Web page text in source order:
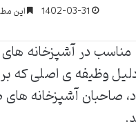
1402-03-31 این مطلب را
مناسب در آشپزخانه
دلیل وظیفه ی اصلی
آشپزخانه های